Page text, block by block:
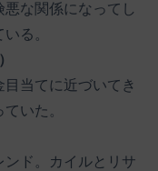
悪な関係になってし
る。
当てに近づいてき
いた。
ンド。カイルとリサ